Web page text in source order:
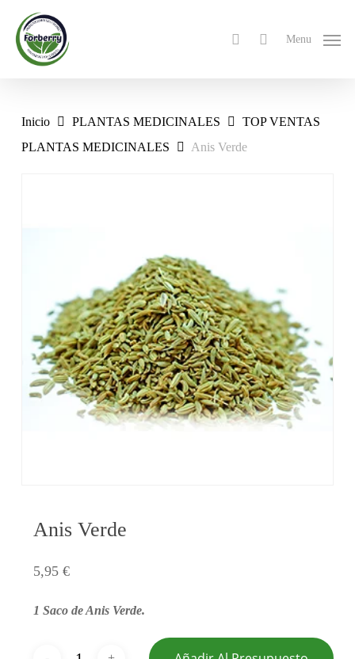
main
search Menu
Inicio PLANTAS MEDICINALES
TOP VENTAS
PLANTAS MEDICINALES
Anis Verde
Anis Verde
5,95 €
1 Saco de Anis Verde.